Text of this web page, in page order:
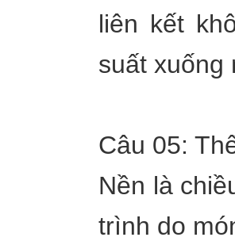
liên kết
suất xuống
Câu 05:
Nền là
trình do